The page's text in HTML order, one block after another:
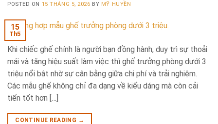
POSTED ON 15 THÁNG 5, 2026 BY MỸ HUYỀN
15
Th5
Khi chiếc ghế chính là người bạn đồng hành, duy trì sự thoải
mái và tăng hiệu suất làm việc thì ghế trưởng phòng dưới 3
triệu nổi bật nhờ sự cân bằng giữa chi phí và trải nghiệm.
Các mẫu ghế không chỉ đa dạng về kiểu dáng mà còn cải
tiến tốt hơn […]
CONTINUE READING →